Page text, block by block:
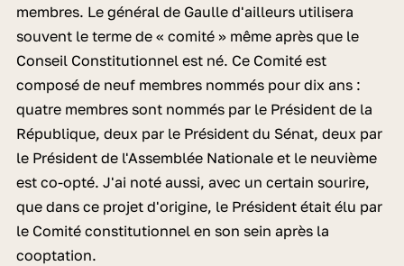
membres. Le général de Gaulle d'ailleurs utilisera
souvent le terme de « comité » même après que le
Conseil Constitutionnel est né. Ce Comité est
composé de neuf membres nommés pour dix ans :
quatre membres sont nommés par le Président de la
République, deux par le Président du Sénat, deux par
le Président de l'Assemblée Nationale et le neuvième
est co-opté. J'ai noté aussi, avec un certain sourire,
que dans ce projet d'origine, le Président était élu par
le Comité constitutionnel en son sein après la
cooptation.